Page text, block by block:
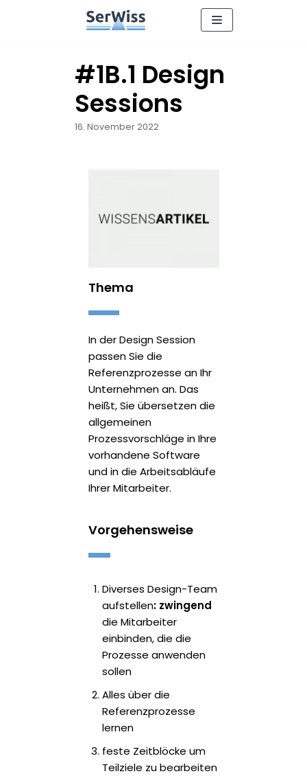
#1B.1 Design
Sessions
16. November 2022
Thema
In der Design Session
passen Sie die
Referenzprozesse an Ihr
Unternehmen an. Das
heißt, Sie übersetzen die
allgemeinen
Prozessvorschläge in Ihre
vorhandene Software
und in die Arbeitsabläufe
Ihrer Mitarbeiter.
Vorgehensweise
Diverses Design-Team
aufstellen: zwingend
die Mitarbeiter
einbinden, die die
Prozesse anwenden
sollen
Alles über die
Referenzprozesse
lernen
feste Zeitblöcke um
Teilziele zu bearbeiten